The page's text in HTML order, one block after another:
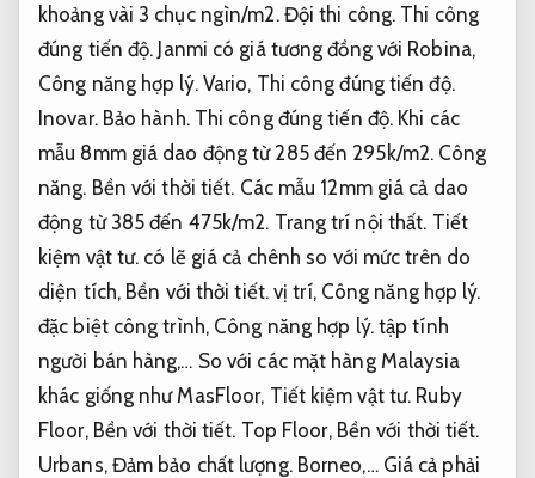
khoảng vài 3 chục ngìn/m2. Đội thi công. Thi công
đúng tiến độ. Janmi có giá tương đồng với Robina,
Công năng hợp lý.Vario, Thi công đúng tiến độ.
Inovar. Bảo hành. Thi công đúng tiến độ. Khi các
mẫu 8mm giá dao động từ 285 đến 295k/m2. Công
năng. Bền với thời tiết. Các mẫu 12mm giá cả dao
động từ 385 đến 475k/m2. Trang trí nội thất. Tiết
kiệm vật tư. có lẽ giá cả chênh so với mức trên do
diện tích, Bền với thời tiết.vị trí, Công năng hợp lý.
đặc biệt công trình, Công năng hợp lý.tập tính
người bán hàng,… So với các mặt hàng Malaysia
khác giống như MasFloor, Tiết kiệm vật tư. Ruby
Floor, Bền với thời tiết. Top Floor, Bền với thời tiết.
Urbans, Đảm bảo chất lượng.Borneo,… Giá cả phải